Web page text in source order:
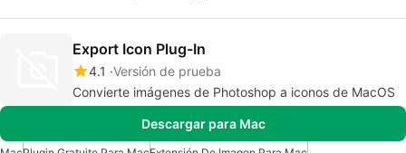
Export Icon Plug-In
4.1 Versión de prueba
Convierte imágenes de Photoshop a iconos de MacOS
Descargar para Mac